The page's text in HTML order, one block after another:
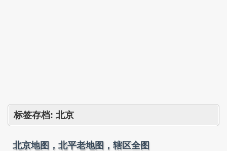
标签存档: 北京
北京地图，北平老地图，辖区全图